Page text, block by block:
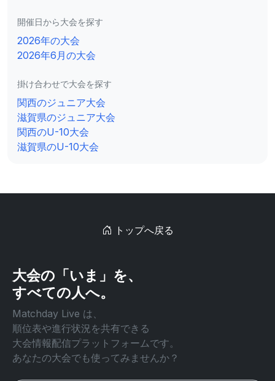
開催日から大会を探す
2026年の大会
2026年6月の大会
掛け合わせで大会を探す
関西のジュニア大会
滋賀県のジュニア大会
関西のU-10大会
滋賀県のU-10大会
トップへ戻る
大会の「いま」を、
すべての人へ。
Matchday Live は、
順位表や進行状況を共有できる
大会情報配信プラットフォームです。
あなたの大会でも使ってみませんか？